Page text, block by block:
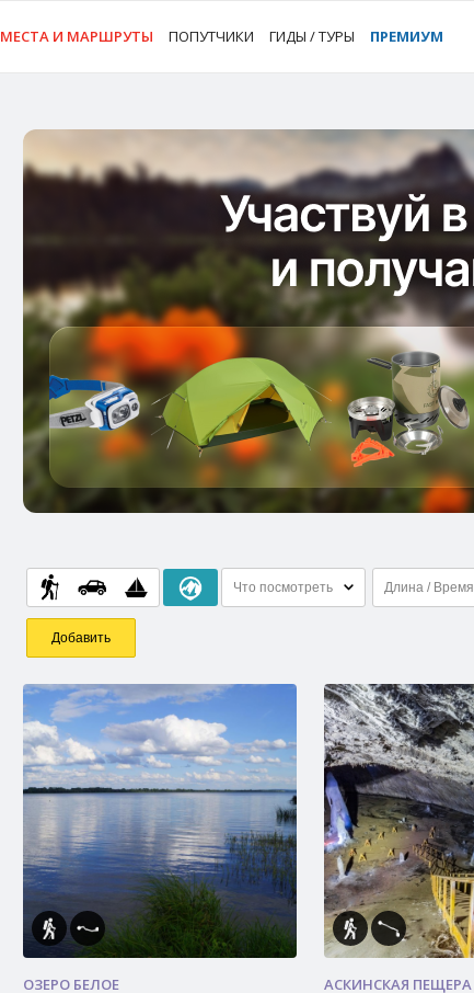
МЕСТА И МАРШРУТЫ ПОПУТЧИКИ ГИДЫ / ТУРЫ ПРЕМИУМ
Что посмотреть Длина / Время
Добавить
ОЗЕРО БЕЛОЕ АСКИНСКАЯ ПЕЩЕРА